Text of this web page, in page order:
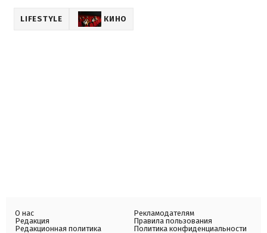
LIFESTYLE КИНО
О нас
Редакция
Редакционная политика
Рекламодателям
Правила пользования
Политика конфиденциальности